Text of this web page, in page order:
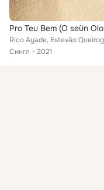
Сингл
2021